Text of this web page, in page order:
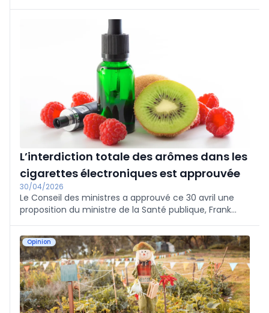
souligne la nécessité d'un plan stratégique national
pour la gestion des maladies respiratoires chroniques.
L’interdiction totale des arômes dans les
cigarettes électroniques est approuvée
30/04/2026
Le Conseil des ministres a approuvé ce 30 avril une
proposition du ministre de la Santé publique, Frank
cigarettes électroniques à partir du 1er septembre
2028.
Opinion